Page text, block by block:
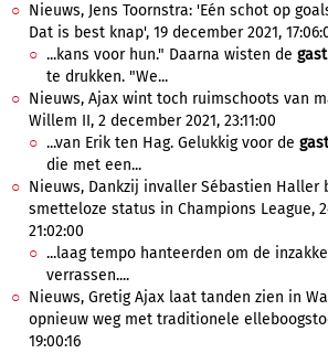
Nieuws, Jens Toornstra: 'Eén schot op
Dat is best knap', 19 december 2021,
...kans voor hun." Daarna wisten de
te drukken. "We...
Nieuws, Ajax wint toch ruimschoots van
Willem II, 2 december 2021, 23:11:00
...van Erik ten Hag. Gelukkig voor de
die met een...
Nieuws, Dankzij invaller Sébastien Haller
smetteloze status in Champions League,
21:02:00
...laag tempo hanteerden om de
verrassen....
Nieuws, Gretig Ajax laat tanden zien in
opnieuw weg met traditionele
19:00:16